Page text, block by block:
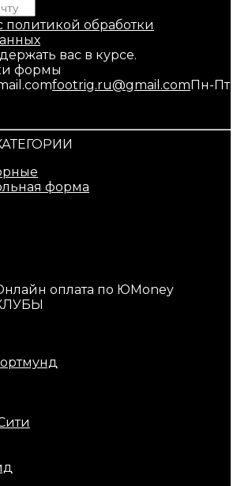
политикой обработки
вас в курсе.
формы
footrig.ru@gmail.comПн-Пт
форма